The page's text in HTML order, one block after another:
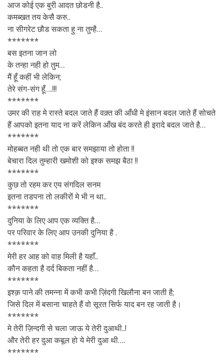
आज कोई एक बुरी आदत छोडनी है..
कमब्खत तय केसै करु..
ना सीगरेट छौड सकता हु ना तुम्है…
*******
बस इतना जान लो
के तन्हा नही हो तुम…
मैं हूँ कहीं भी लेकिन;
तेरे संग-संग हूँ….!!!
*******
उमर की राह मे रास्ते बदल जाते हैं वक़्त की आँधी मे इंसान बदल जाते हैं सोचते
हैं आपको इतना याद ना करें लेकिन आँख बंद करते ही इरादे बदल जाते है…
*******
मोहब्बत नही थी तो एक बार समझाया तो होता !!
बेचारा दिल तुम्हारी खमोशी को इश्क समझ बैठा !!
*******
कुछ तो रहम कर एय संगदिल सनम
इतना तडपना तो लकीरों मे भी न था..
*******
दुनिया के लिए आप एक व्यक्ति है…
पर परिवार के लिए आप उनकी दुनिया है .
*******
मेरी हर आह को वाह मिली है यहाँ..
कौन कहता है दर्द बिकता नहीं है…
*******
इश्क़ पाने की तमन्ना में कभी कभी ज़िंदगी खिलौना बन जाती है;
जिसे दिल में बसाना चाहते हैं वो सूरत सिर्फ याद बन रह जाती है।
*******
मे तेरी ज़िन्दगी से चला जाऊ ये तेरी दुआथी..!
और तेरी हर दुआ कबूल हो ये मेरी दुआ थी….
*******